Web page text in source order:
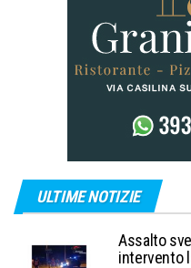
ULTIME NOTIZIE
Assalto
intervento